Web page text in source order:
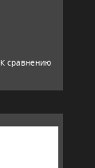
К сравнению